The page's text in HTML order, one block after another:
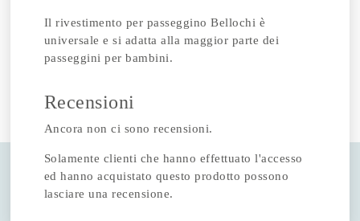
Il rivestimento per passeggino Bellochi è
universale e si adatta alla maggior parte dei
passeggini per bambini.
Recensioni
Ancora non ci sono recensioni.
Solamente clienti che hanno effettuato l'accesso
ed hanno acquistato questo prodotto possono
lasciare una recensione.